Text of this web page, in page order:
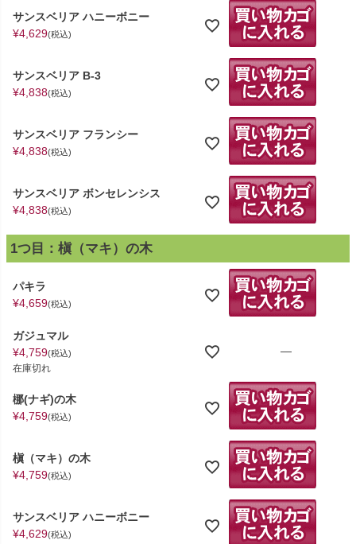
サンスベリア ハニーボニー
¥4,629 税込
サンスベリア B-3
¥4,838 税込
サンスベリア フランシー
¥4,838 税込
サンスベリア ボンセレンシス
¥4,838 税込
1つ目：槇（マキ）の木
パキラ
¥4,659 税込
ガジュマル
¥4,759 税込
在庫切れ
—
梛(ナギ)の木
¥4,759 税込
槇（マキ）の木
¥4,759 税込
サンスベリア ハニーボニー
¥4,629 税込